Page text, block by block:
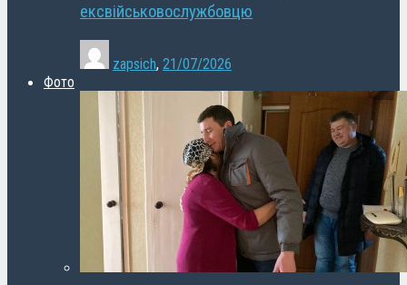
ексвійськовослужбовцю
zapsich, 21/07/2026
Фото